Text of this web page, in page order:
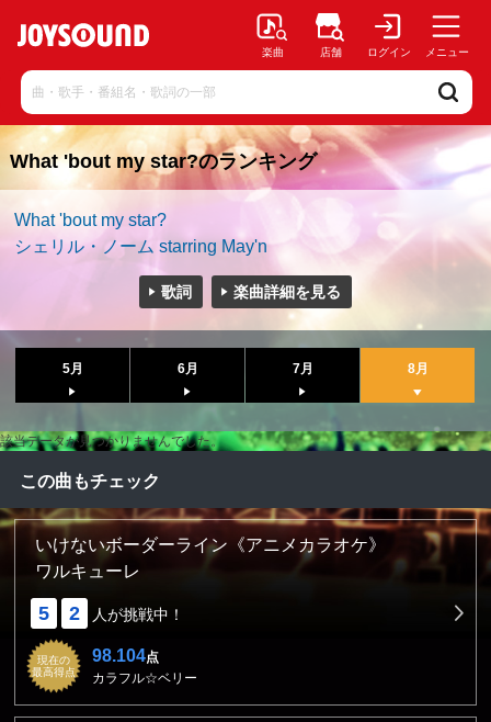
楽曲 店舗 ログイン メニュー
What 'bout my star?のランキング
What 'bout my star?
シェリル・ノーム starring May'n
歌詞 楽曲詳細を見る
5月 6月 7月 8月
該当データが見つかりませんでした。
この曲もチェック
いけないボーダーライン《アニメカラオケ》
ワルキューレ
5 2 人が挑戦中！
現在の
最高得点
98.104点
カラフル☆ベリー